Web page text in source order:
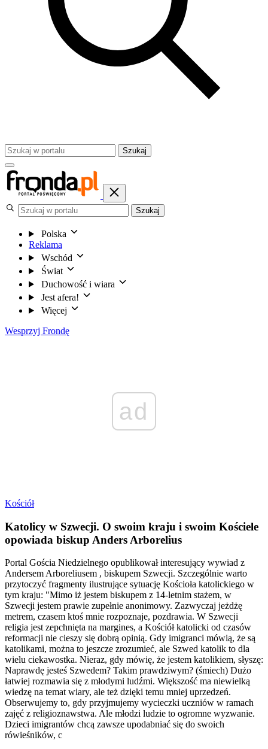
Szukaj
Szukaj
Polska
Reklama
Wschód
Świat
Duchowość i wiara
Jest afera!
Więcej
Wesprzyj Frondę
ad
Kościół
Katolicy w Szwecji. O swoim kraju i swoim Kościele
opowiada biskup Anders Arborelius
Portal Gościa Niedzielnego opublikował interesujący wywiad z
Andersem Arboreliusem , biskupem Szwecji. Szczególnie warto
przytoczyć fragmenty ilustrujące sytuację Kościoła katolickiego w
tym kraju: "Mimo iż jestem biskupem z 14-letnim stażem, w
Szwecji jestem prawie zupełnie anonimowy. Zazwyczaj jeżdżę
metrem, czasem ktoś mnie rozpoznaje, pozdrawia. W Szwecji
religia jest zepchnięta na margines, a Kościół katolicki od czasów
reformacji nie cieszy się dobrą opinią. Gdy imigranci mówią, że są
katolikami, można to jeszcze zrozumieć, ale Szwed katolik to dla
wielu ciekawostka. Nieraz, gdy mówię, że jestem katolikiem, słyszę:
Naprawdę jesteś Szwedem? Takim prawdziwym? (śmiech) Dużo
łatwiej rozmawia się z młodymi ludźmi. Większość ma niewielką
wiedzę na temat wiary, ale też dzięki temu mniej uprzedzeń.
Obserwujemy to, gdy przyjmujemy wycieczki uczniów w ramach
zajęć z religioznawstwa. Ale młodzi ludzie to ogromne wyzwanie.
Dzieci imigrantów chcą zawsze upodabniać się do swoich
rówieśników, c